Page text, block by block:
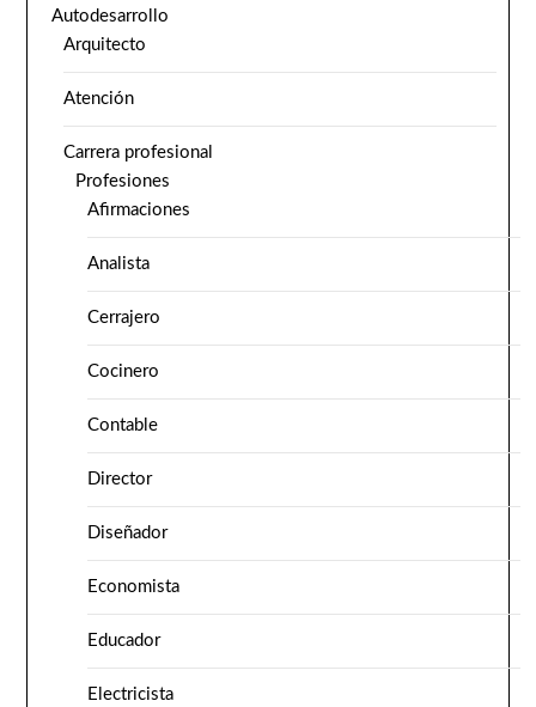
Autodesarrollo
Arquitecto
Atención
Carrera profesional
Profesiones
Afirmaciones
Analista
Cerrajero
Cocinero
Contable
Director
Diseñador
Economista
Educador
Electricista